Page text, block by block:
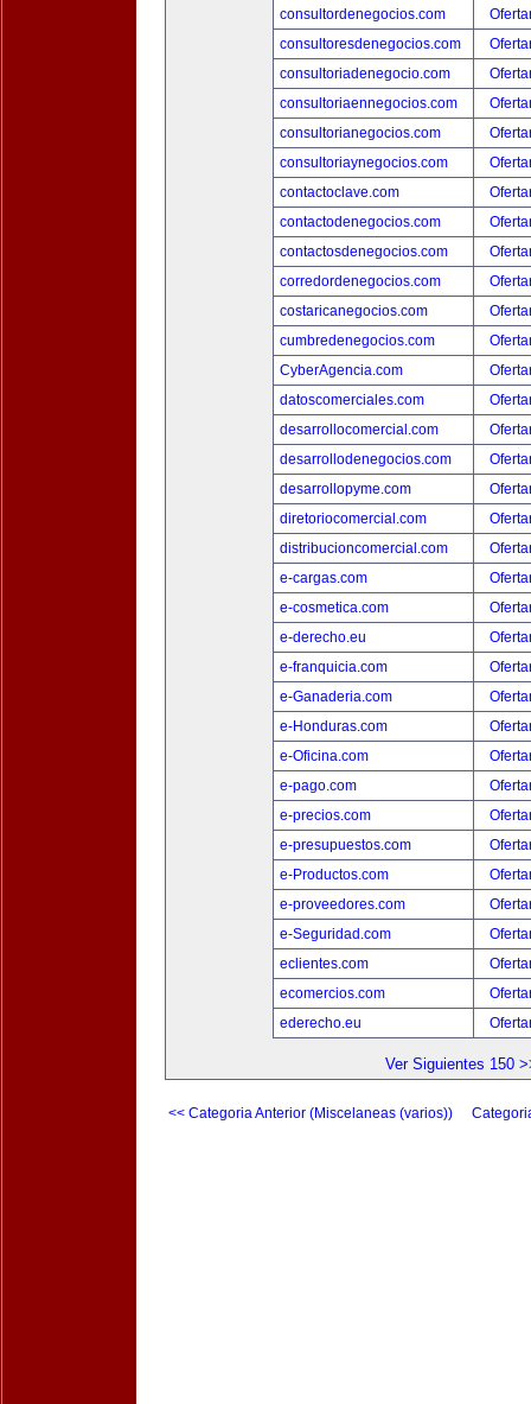
consultordenegocios.com
consultoresdenegocios.com
consultoriadenegocio.com
consultoriaennegocios.com
consultorianegocios.com
consultoriaynegocios.com
contactoclave.com
contactodenegocios.com
contactosdenegocios.com
corredordenegocios.com
costaricanegocios.com
cumbredenegocios.com
CyberAgencia.com
datoscomerciales.com
desarrollocomercial.com
desarrollodenegocios.com
desarrollopyme.com
diretoriocomercial.com
distribucioncomercial.com
e-cargas.com
e-cosmetica.com
e-derecho.eu
e-franquicia.com
e-Ganaderia.com
e-Honduras.com
e-Oficina.com
e-pago.com
e-precios.com
e-presupuestos.com
e-Productos.com
e-proveedores.com
e-Seguridad.com
eclientes.com
ecomercios.com
ederecho.eu
Ver Siguientes 150
<< Categoria Anterior (Miscelaneas (varios))